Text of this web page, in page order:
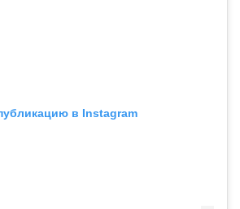
в Instagram